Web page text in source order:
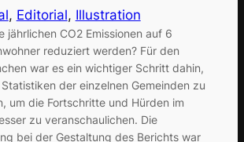
, Editorial, Illustration
jährlichen CO2 Emissionen auf 6
reduziert werden? Für den
war es ein wichtiger Schritt dahin,
der einzelnen Gemeinden zu
um die Fortschritte und Hürden im
zu veranschaulichen. Die
bei der Gestaltung des Berichts war